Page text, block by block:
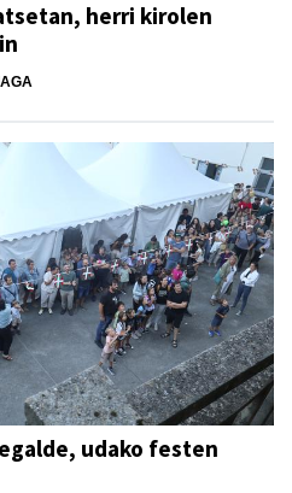
herri kirolen
udako festen